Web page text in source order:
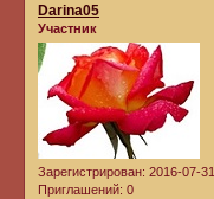
Darina05
Участник
Зарегистрирован: 2016-07-31
Приглашений: 0